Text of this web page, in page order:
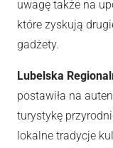
uwagę także na
które zyskują
gadżety.
Lubelska
postawiła na
turystykę
lokalne tradycje